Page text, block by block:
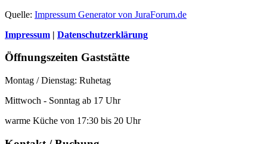
Quelle: Impressum Generator von JuraForum.de
Impressum | Datenschutzerklärung
Öffnungszeiten Gaststätte
Montag / Dienstag: Ruhetag
Mittwoch - Sonntag ab 17 Uhr
warme Küche von 17:30 bis 20 Uhr